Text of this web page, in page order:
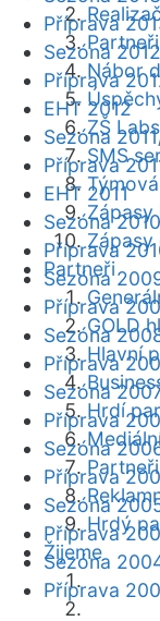
Nábor
ZŠ
SMS
Zápasy
Partneři
GOLD
Hlavní
Hrdí
Hrdý
Žijeme
Příprava
Sezóna
Příprava
EHT 2012
Sezóna
Příprava
EHT 2011
Sezóna
Příprava
Sezóna
Příprava
Sezóna
Příprava
Sezóna
Příprava
Sezóna
Příprava
Sezóna
Příprava
Sezóna
Příprava